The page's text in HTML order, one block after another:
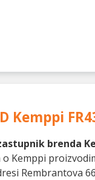
Kemppi
brenda
Kemppi
Rembrantova